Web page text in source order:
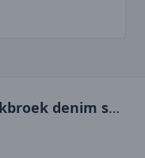
Blåkläder 1751 Werkbroek denim stretch